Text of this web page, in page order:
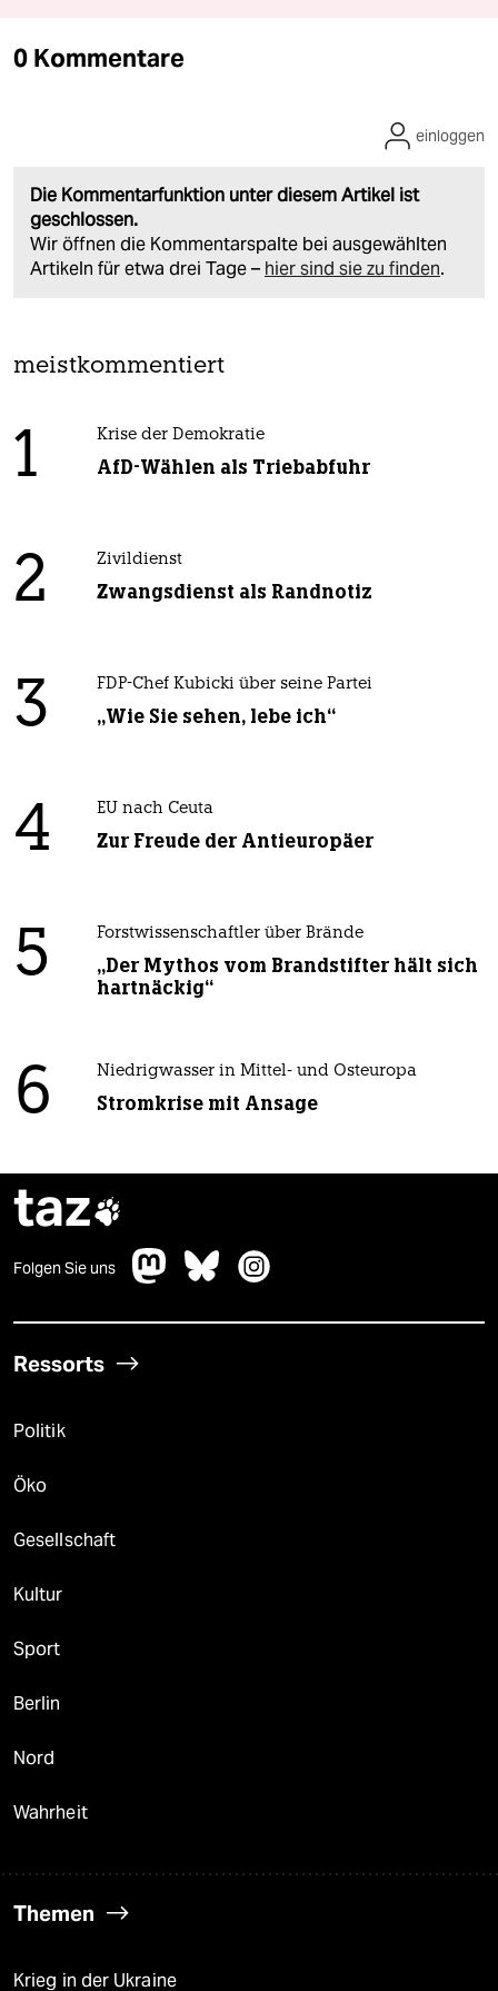
0 Kommentare
Die Kommentarfunktion unter diesem Artikel ist
geschlossen.
Wir öffnen die Kommentarspalte bei ausgewählten
Artikeln für etwa drei Tage – hier sind sie zu finden.
einloggen
meistkommentiert
1 Krise der Demokratie
AfD-Wählen als Triebabfuhr
2 Zivildienst
Zwangsdienst als Randnotiz
3 FDP-Chef Kubicki über seine Partei
„Wie Sie sehen, lebe ich“
4 EU nach Ceuta
Zur Freude der Antieuropäer
5 Forstwissenschaftler über Brände
„Der Mythos vom Brandstifter hält sich
hartnäckig“
6 Niedrigwasser in Mittel- und Osteuropa
Stromkrise mit Ansage
taz
Folgen Sie uns
Ressorts
Politik
Öko
Gesellschaft
Kultur
Sport
Berlin
Nord
Wahrheit
Themen
Krieg in der Ukraine